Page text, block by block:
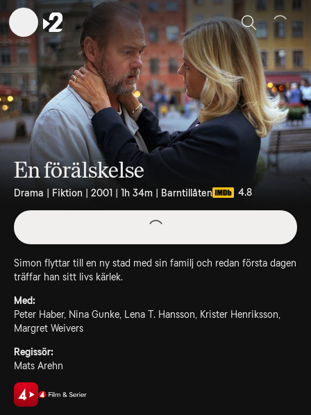
Sök
En förälskelse
Drama | Fiktion | 2001 | 1h 34m | Barntillåten 4.8
Simon flyttar till en ny stad med sin familj och redan första dagen
träffar han sitt livs kärlek.
Med:
Peter Haber, Nina Gunke, Lena T. Hansson, Krister Henriksson,
Margret Weivers
Regissör:
Mats Arehn